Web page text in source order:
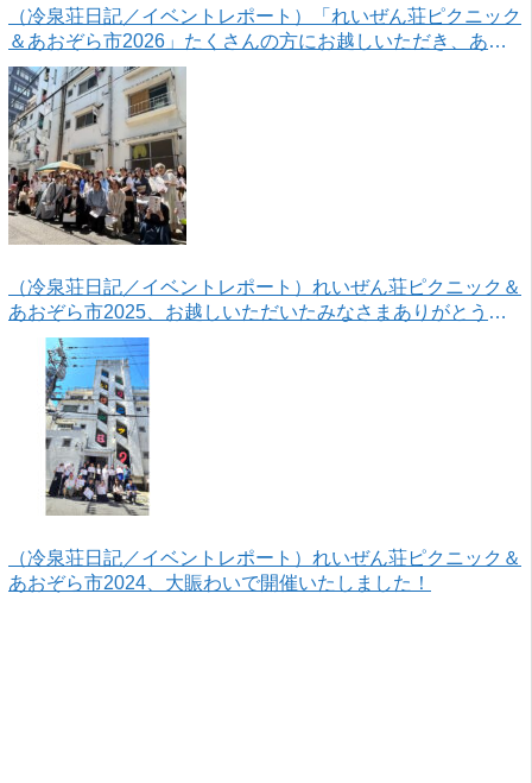
（冷泉荘日記／イベントレポート）「れいぜん荘ピクニック
＆あおぞら市2026」たくさんの方にお越しいただき、あり
がとうございました！
（冷泉荘日記／イベントレポート）れいぜん荘ピクニック＆
あおぞら市2025、お越しいただいたみなさまありがとうご
ざいました！
（冷泉荘日記／イベントレポート）れいぜん荘ピクニック＆
あおぞら市2024、大賑わいで開催いたしました！